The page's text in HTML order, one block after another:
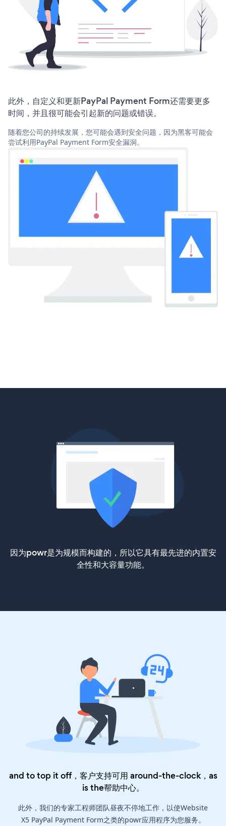
此外，自定义和更新PayPal Payment Form还需要更多
时间，并且很可能会引起新的问题或错误。
随着您公司的持续发展，您可能会遇到安全问题，因为黑客可能会
尝试利用PayPal Payment Form安全漏洞。
因为powr是为规模而构建的，所以它具有最先进的内置安
全性和大容量功能。
and to top it off，客户支持可用 around-the-clock，as
is the帮助中心。
此外，我们的专家工程师团队昼夜不停地工作，以使Website
X5 PayPal Payment Form之类的powr应用程序为您服务。